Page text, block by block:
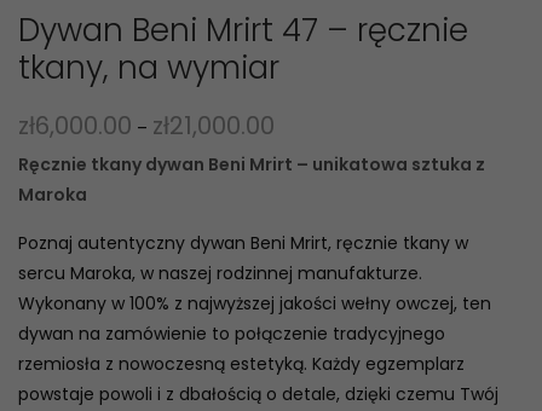
Dywan Beni Mrirt 47 – ręcznie
tkany, na wymiar
zł6,000.00 – zł21,000.00
Ręcznie tkany dywan Beni Mrirt – unikatowa sztuka z
Maroka
Poznaj autentyczny dywan Beni Mrirt, ręcznie tkany w
sercu Maroka, w naszej rodzinnej manufakturze.
Wykonany w 100% z najwyższej jakości wełny owczej, ten
dywan na zamówienie to połączenie tradycyjnego
rzemiosła z nowoczesną estetyką. Każdy egzemplarz
powstaje powoli i z dbałością o detale, dzięki czemu Twój